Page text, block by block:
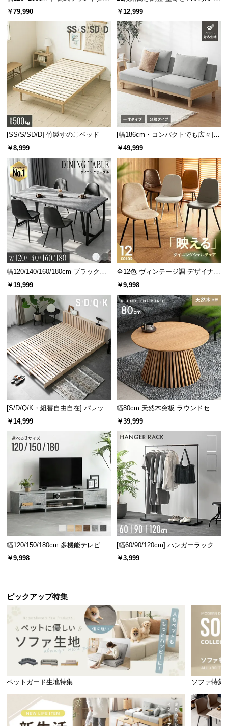
ニングテーブル 6人掛け 天然木突
板 美しい格子デザイン
￥79,990
キャスター付き 上下左右角度調節
￥12,999
[SS/S/SD/D] 竹製すのこベッド
￥8,999
[幅186cm・コンパクトでも広々] 3
人掛けソファベッド リクライニン
￥49,999
幅120/140/160/180cm ブラックフ
レーム ダイニング 大理石調 4人掛
￥19,999
全12色 ヴィンテージ調 デザイナー
ズシェルチェア
￥9,998
[S/D/Q/K・組替自由自在] パレット
ベッド 8/12/16枚セット
￥14,999
幅80cm 天然木突板 ラウンドセン
ターテーブル 美しい格子デザイン
￥39,999
幅120/150/180cm 多機能テレビボ
ード 木目/石目調 オープン収納・
引き出し収納付き
￥9,998
[幅60/90/120cm] ハンガーラック
スチール 4段階高さ調節 サイドフ
ック オープンラック シンプル
￥3,999
ピックアップ特集
ペットガード生地特集 ソファ特集